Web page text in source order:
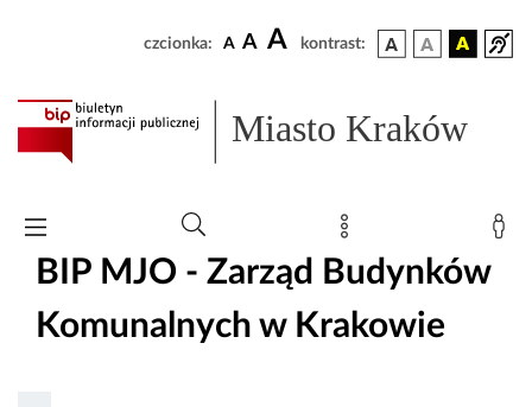
czcionka: A A A kontrast:
Miasto Kraków
BIP MJO - Zarząd Budynków
Komunalnych w Krakowie